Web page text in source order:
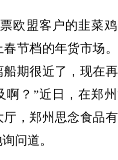
盟客户的韭菜鸡
节档的年货市场
期很近了，现在
啊？”近日，在郑
厅，郑州思念食品
问道。